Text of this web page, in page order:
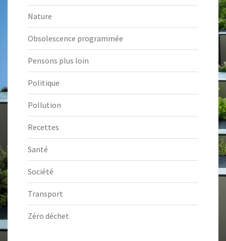
Nature
Obsolescence programmée
Pensons plus loin
Politique
Pollution
Recettes
Santé
Société
Transport
Zéro déchet